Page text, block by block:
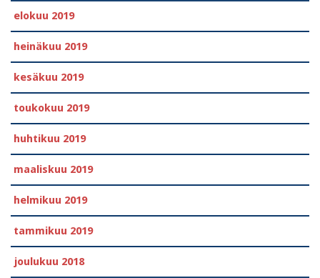
elokuu 2019
heinäkuu 2019
kesäkuu 2019
toukokuu 2019
huhtikuu 2019
maaliskuu 2019
helmikuu 2019
tammikuu 2019
joulukuu 2018